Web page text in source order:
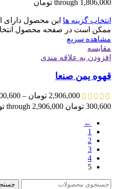
through 1,806,000 تومان
انتخاب گزینه ها این محصول دارای
ممکن است در صفحه محصول
مشاهده سریع
مقایسه
افزودن به علاقه مندی
قهوه یمن صنعا
2,906,000 تومان –
300,600 تومان through 2,906,000 تومان
←
1
2
3
4
5